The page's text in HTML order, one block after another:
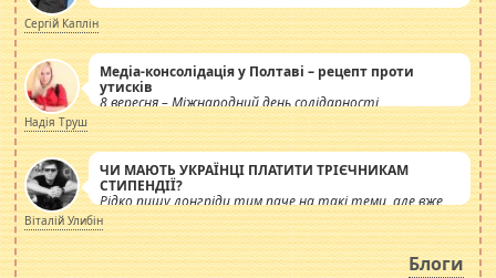
Сергій Каплін
Медіа-консолідація у Полтаві – рецепт проти
утисків
8 вересня – Міжнародний день солідарності
журналістів.
Надія Труш
ЧИ МАЮТЬ УКРАЇНЦІ ПЛАТИТИ ТРІЄЧНИКАМ
СТИПЕНДІЇ?
Рідко пишу лонгріди тим паче на такі теми, але вже
просто дістало! Обурюють сьогоднішні інсенуації
навколо стипендіального питання. Штучно
роздувається ще одна соціальна катастрофа.
Віталій Улибін
Блоги